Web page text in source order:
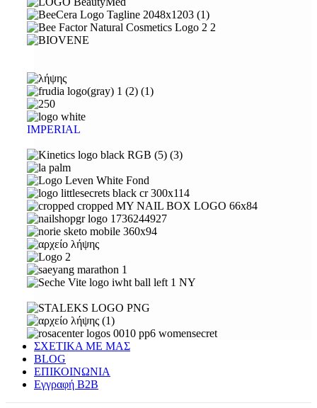
IMPERIAL
ΣΧΕΤΙΚΑ ΜΕ ΜΑΣ
BLOG
ΕΠΙΚΟΙΝΩΝΙΑ
Εγγραφή Β2Β